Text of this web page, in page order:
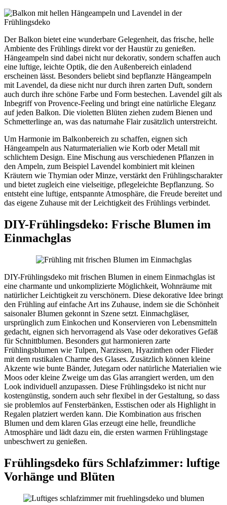
Der Balkon bietet eine wunderbare Gelegenheit, das frische, helle
Ambiente des Frühlings direkt vor der Haustür zu genießen.
Hängeampeln sind dabei nicht nur dekorativ, sondern schaffen auch
eine luftige, leichte Optik, die den Außenbereich einladend
erscheinen lässt. Besonders beliebt sind bepflanzte Hängeampeln
mit Lavendel, da diese nicht nur durch ihren zarten Duft, sondern
auch durch ihre schöne Farbe und Form bestechen. Lavendel gilt als
Inbegriff von Provence-Feeling und bringt eine natürliche Eleganz
auf jeden Balkon. Die violetten Blüten ziehen zudem Bienen und
Schmetterlinge an, was das naturnahe Flair zusätzlich unterstreicht.
Um Harmonie im Balkonbereich zu schaffen, eignen sich
Hängeampeln aus Naturmaterialien wie Korb oder Metall mit
schlichtem Design. Eine Mischung aus verschiedenen Pflanzen in
den Ampeln, zum Beispiel Lavendel kombiniert mit kleinen
Kräutern wie Thymian oder Minze, verstärkt den Frühlingscharakter
und bietet zugleich eine vielseitige, pflegeleichte Bepflanzung. So
entsteht eine luftige, entspannte Atmosphäre, die Freude bereitet und
das eigene Zuhause mit der Leichtigkeit des Frühlings verbindet.
DIY-Frühlingsdeko: Frische Blumen im
Einmachglas
DIY-Frühlingsdeko mit frischen Blumen in einem Einmachglas ist
eine charmante und unkomplizierte Möglichkeit, Wohnräume mit
natürlicher Leichtigkeit zu verschönern. Diese dekorative Idee bringt
den Frühling auf einfache Art ins Zuhause, indem sie die Schönheit
saisonaler Blumen gekonnt in Szene setzt. Einmachgläser,
ursprünglich zum Einkochen und Konservieren von Lebensmitteln
gedacht, eignen sich hervorragend als Vase oder dekoratives Gefäß
für Schnittblumen. Besonders gut harmonieren zarte
Frühlingsblumen wie Tulpen, Narzissen, Hyazinthen oder Flieder
mit dem rustikalen Charme des Glases. Zusätzlich können kleine
Akzente wie bunte Bänder, Jutegarn oder natürliche Materialien wie
Moos oder kleine Zweige um das Glas arrangiert werden, um den
Look individuell anzupassen. Diese Frühlingsdeko ist nicht nur
kostengünstig, sondern auch sehr flexibel in der Gestaltung, so dass
sie problemlos auf Fensterbänken, Esstischen oder als Highlight in
Regalen platziert werden kann. Die Kombination aus frischen
Blumen und dem klaren Glas erzeugt eine helle, freundliche
Atmosphäre und lädt dazu ein, die ersten warmen Frühlingstage
unbeschwert zu genießen.
Frühlingsdeko fürs Schlafzimmer: luftige
Vorhänge und Blüten